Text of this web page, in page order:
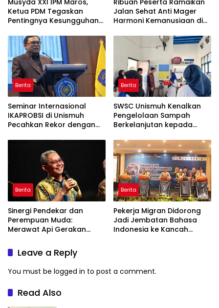
Ketua PDM Tegaskan
Pentingnya Kesungguhan
Jalan Sehat Anti Mager
Harmoni Kemanusiaan di
Berita
Seminar Internasional
IKAPROBSI di Unismuh
Pecahkan Rekor dengan
Berita
SWSC Unismuh Kenalkan
Pengelolaan Sampah
Berkelanjutan kepada
Visit
Berita
Sinergi Pendekar dan
Perempuan Muda:
Merawat Api Gerakan
Berita
Pekerja Migran Didorong
Jadi Jembatan Bahasa
Indonesia ke Kancah
Leave a Reply
You must be logged in to post a comment.
Read Also